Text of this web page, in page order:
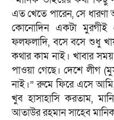
এত খেতে পারেন, সে
কোনোদিন একটা মুরগীই
ফলফলাদি, বসে বসে শুধু
কথার কাম নাই। খাবার
পাওয়া গেছে। দেশে লীগ
নাই।” রুমে ফিরে এসে
খুব হাসাহাসি করতাম,
আতাউর রহমান সাহেব